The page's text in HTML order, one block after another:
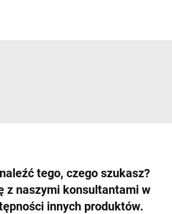
tego, czego szukasz?
z naszymi konsultantami w
innych produktów.